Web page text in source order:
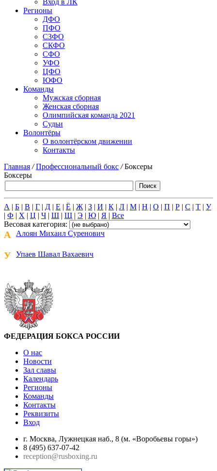
Вход в ЛК
Регионы
ДФО
ПФО
СЗФО
СКФО
СФО
УФО
ЦФО
ЮФО
Команды
Мужская сборная
Женская сборная
Олимпийская команда 2021
Судьи
Волонтёры
О волонтёрском движении
Контакты
Главная / Профессиональный бокс /Боксеры
Боксеры
А | Б | В | Г | Д | Е | Ё | Ж | З | И | К | Л | М | Н | О | П | Р | С | Т | У
| Ф | Х | Ц | Ч | Ш | Щ | Э | Ю | Я | Все
Весовая категория:
А Алоян Михаил Суренович
У Упаев Шавал Вахаевич
ФЕДЕРАЦИЯ БОКСА РОССИИ
О нас
Новости
Зал славы
Календарь
Регионы
Команды
Контакты
Реквизиты
Вход
г. Москва, Лужнецкая наб., 8 (м. «Воробьевы горы»)
8 (495) 637-07-42
reception@rusboxing.ru